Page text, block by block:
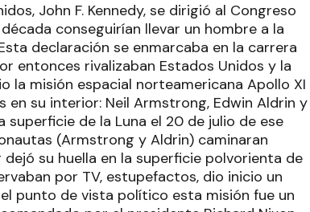
John F. Kennedy, se dirigió al Congreso
conseguirían llevar un hombre a la
declaración se enmarcaba en la carrera
entonces rivalizaban Estados Unidos y la
la misión espacial norteamericana Apollo XI
su interior: Neil Armstrong, Edwin Aldrin y
superficie de la Luna el 20 de julio de ese
(Armstrong y Aldrin) caminaran
su huella en la superficie polvorienta de
por TV, estupefactos, dio inicio un
punto de vista político esta misión fue un